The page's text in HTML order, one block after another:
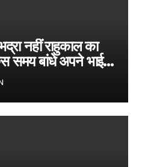
नहीं राहुकाल का
समय बांधे अपने भाई